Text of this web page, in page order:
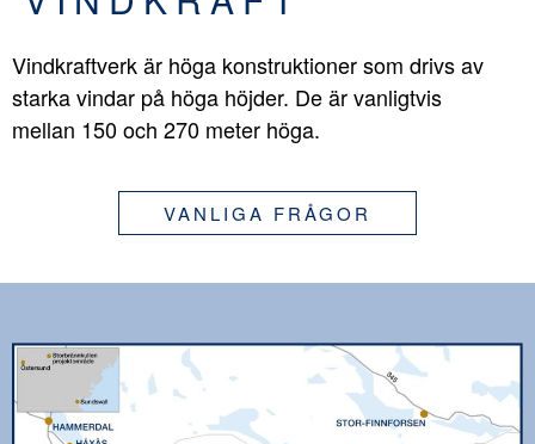
Vindkraftverk är höga konstruktioner som drivs av
starka vindar på höga höjder. De är vanligtvis
mellan 150 och 270 meter höga.
VANLIGA FRÅGOR